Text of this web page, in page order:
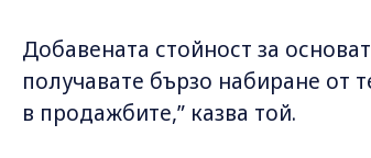
Добавената стойност за
получавате бързо набиране от
в продажбите,” казва той.